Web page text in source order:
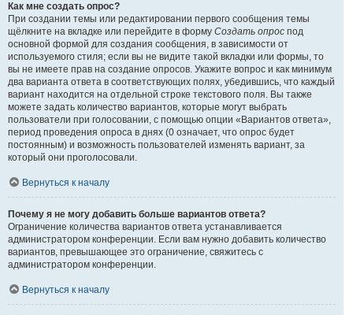
Как мне создать опрос?
При создании темы или редактировании первого сообщения темы
щёлкните на вкладке или перейдите в форму Создать опрос под
основной формой для создания сообщения, в зависимости от
используемого стиля; если вы не видите такой вкладки или формы, то
вы не имеете прав на создание опросов. Укажите вопрос и как минимум
два варианта ответа в соответствующих полях, убедившись, что каждый
вариант находится на отдельной строке текстового поля. Вы также
можете задать количество вариантов, которые могут выбрать
пользователи при голосовании, с помощью опции «Вариантов ответа»,
период проведения опроса в днях (0 означает, что опрос будет
постоянным) и возможность пользователей изменять вариант, за
который они проголосовали.
Вернуться к началу
Почему я не могу добавить больше вариантов ответа?
Ограничение количества вариантов ответа устанавливается
администратором конференции. Если вам нужно добавить количество
вариантов, превышающее это ограничение, свяжитесь с
администратором конференции.
Вернуться к началу